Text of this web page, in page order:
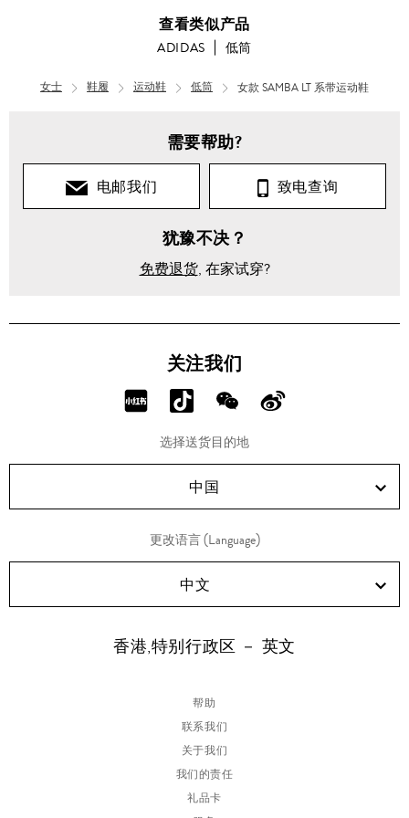
查看类似产品
ADIDAS 低筒
女士 鞋履 运动鞋 低筒 女款 SAMBA LT 系带运动鞋
需要帮助?
电邮我们 致电查询
犹豫不决？
免费退货, 在家试穿?
关注我们
分
RED!
分
享
Douyin!
分
享
WeChat!
分
Weibo!
选择送货目的地
中国
更改语言 (Language)
中文
香港,特别行政区 － 英文
帮助
联系我们
关于我们
我们的责任
礼品卡